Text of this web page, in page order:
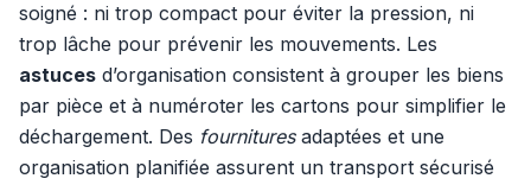
soigné : ni trop compact pour éviter la pression, ni
trop lâche pour prévenir les mouvements. Les
astuces d’organisation consistent à grouper les biens
par pièce et à numéroter les cartons pour simplifier le
déchargement. Des fournituresadaptées et une
organisation planifiée assurent un transport sécurisé